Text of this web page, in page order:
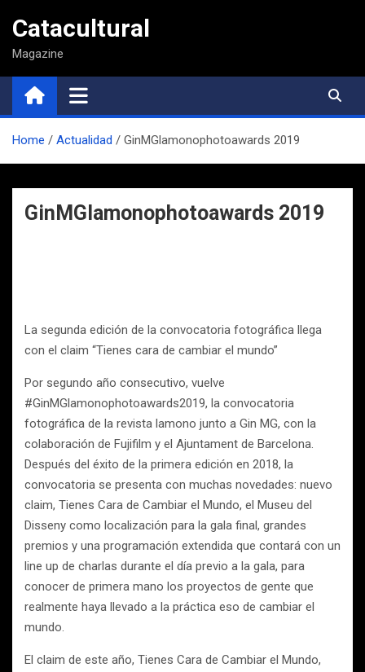
contenido
Catacultural
Magazine
Home Actualidad GinMGlamonophotoawards 2019
GinMGlamonophotoawards 2019
La segunda edición de la convocatoria fotográfica llega
con el claim “Tienes cara de cambiar el mundo”
Por segundo año consecutivo, vuelve
#GinMGlamonophotoawards2019, la convocatoria
fotográfica de la revista lamono junto a Gin MG, con la
colaboración de Fujifilm y el Ajuntament de Barcelona.
Después del éxito de la primera edición en 2018, la
convocatoria se presenta con muchas novedades: nuevo
claim, Tienes Cara de Cambiar el Mundo, el Museu del
Disseny como localización para la gala final, grandes
premios y una programación extendida que contará con un
line up de charlas durante el día previo a la gala, para
conocer de primera mano los proyectos de gente que
realmente haya llevado a la práctica eso de cambiar el
mundo.
El claim de este año, Tienes Cara de Cambiar el Mundo,